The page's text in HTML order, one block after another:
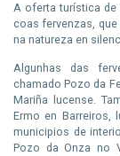
A oferta turística de
coas fervenzas,
na natureza en
Algunhas das
chamado Pozo da
Mariña lucense.
Ermo en Barreiros,
municipios de
Pozo da Onza no